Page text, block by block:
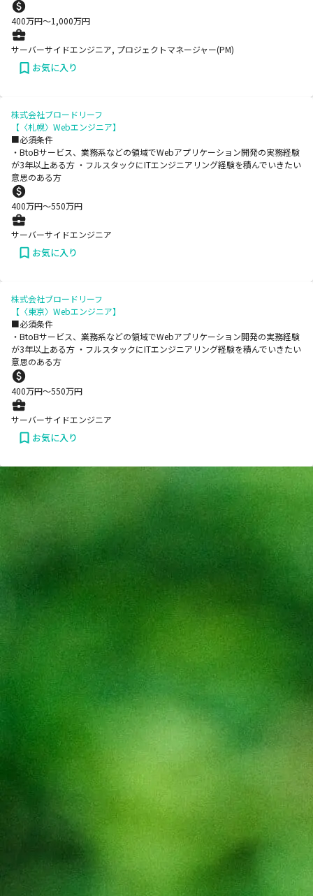
400万円〜1,000万円
サーバーサイドエンジニア, プロジェクトマネージャー(PM)
お気に入り
株式会社ブロードリーフ
【〈札幌〉Webエンジニア】
■必須条件
・BtoBサービス、業務系などの領域でWebアプリケーション開発の実務経験
が3年以上ある方 ・フルスタックにITエンジニアリング経験を積んでいきたい
意思のある方
400万円〜550万円
サーバーサイドエンジニア
お気に入り
株式会社ブロードリーフ
【〈東京〉Webエンジニア】
■必須条件
・BtoBサービス、業務系などの領域でWebアプリケーション開発の実務経験
が3年以上ある方 ・フルスタックにITエンジニアリング経験を積んでいきたい
意思のある方
400万円〜550万円
サーバーサイドエンジニア
お気に入り